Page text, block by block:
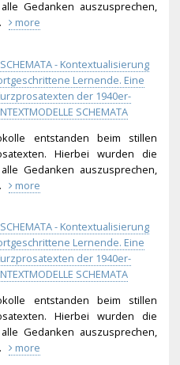
Gedanken auszusprechen,
more
SCHEMATA - Kontextualisierung
Lernende. Eine
der 1940er-
SCHEMATA
entstanden beim stillen
Hierbei wurden die
Gedanken auszusprechen,
more
SCHEMATA - Kontextualisierung
Lernende. Eine
der 1940er-
SCHEMATA
entstanden beim stillen
Hierbei wurden die
Gedanken auszusprechen,
more